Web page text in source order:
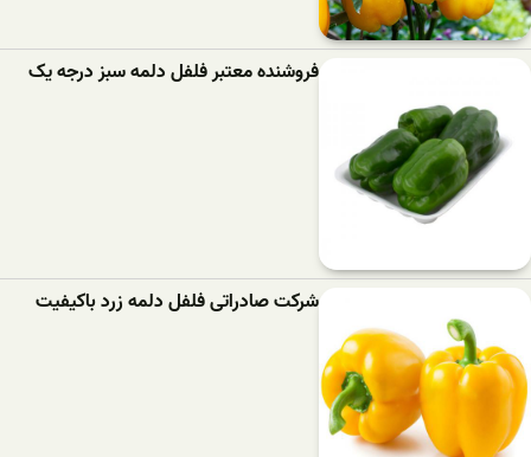
فروشنده معتبر فلفل دلمه سبز درجه یک
شرکت صادراتی فلفل دلمه زرد باکیفیت